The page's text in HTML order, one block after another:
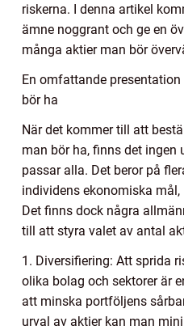
riskerna. I denna artikel
ämne noggrant och ge en
många aktier man bör
En omfattande
bör ha
När det kommer till att
man bör ha, finns det ingen
passar alla. Det beror på
individens ekonomiska
Det finns dock några
till att styra valet av antal
1. Diversifiering: Att sprida
olika bolag och sektorer är
att minska portföljens
urval av aktier kan man